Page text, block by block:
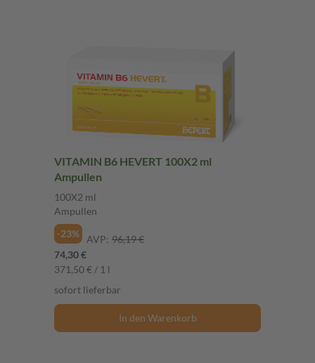
VITAMIN B6 HEVERT 100X2 ml
Ampullen
100X2 ml
Ampullen
-23%
AVP: 96,19 €
74,30 €
371,50 € / 1 l
sofort lieferbar
In den Warenkorb